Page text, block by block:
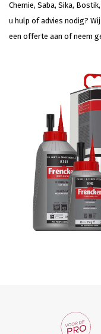
Chemie, Saba, Sika,
u hulp of advies nodig?
een offerte aan of neem